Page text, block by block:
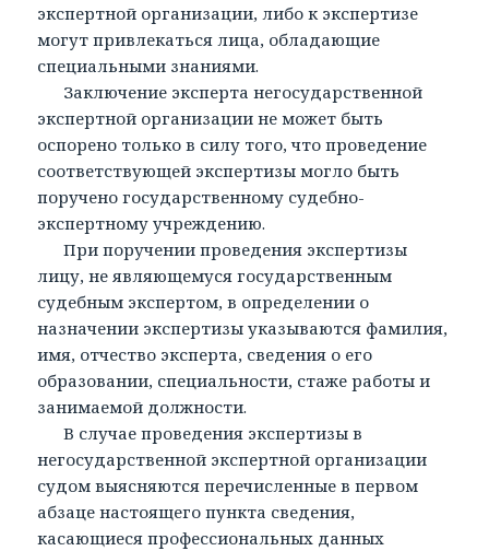
экспертной организации, либо к экспертизе
могут привлекаться лица, обладающие
специальными знаниями.
Заключение эксперта негосударственной
экспертной организации не может быть
оспорено только в силу того, что проведение
соответствующей экспертизы могло быть
поручено государственному судебно-
экспертному учреждению.
При поручении проведения экспертизы
лицу, не являющемуся государственным
судебным экспертом, в определении о
назначении экспертизы указываются фамилия,
имя, отчество эксперта, сведения о его
образовании, специальности, стаже работы и
занимаемой должности.
В случае проведения экспертизы в
негосударственной экспертной организации
судом выясняются перечисленные в первом
абзаце настоящего пункта сведения,
касающиеся профессиональных данных